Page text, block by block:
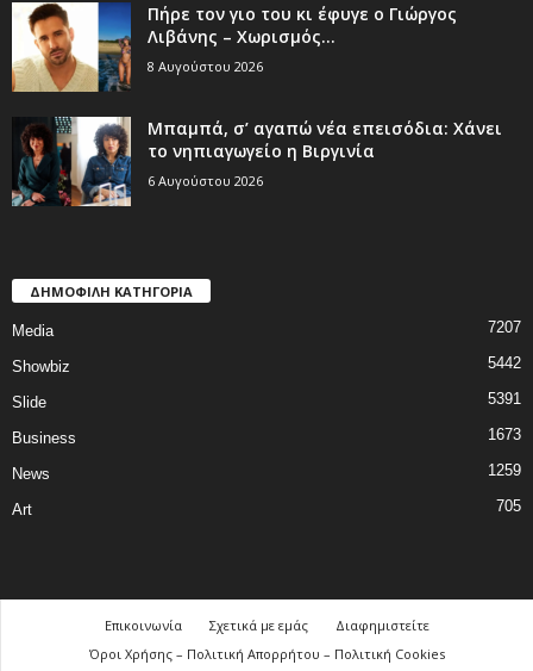
Πήρε τον γιο του κι έφυγε ο Γιώργος
Λιβάνης – Χωρισμός...
8 Αυγούστου 2026
Μπαμπά, σ’ αγαπώ νέα επεισόδια: Χάνει
το νηπιαγωγείο η Βιργινία
6 Αυγούστου 2026
ΔΗΜΟΦΙΛΗ ΚΑΤΗΓΟΡΙΑ
Media 7207
Showbiz 5442
Slide 5391
Business 1673
News 1259
Art 705
Επικοινωνία Σχετικά με εμάς
Διαφημιστείτε
Όροι Χρήσης – Πολιτική Απορρήτου – Πολιτική Cookies